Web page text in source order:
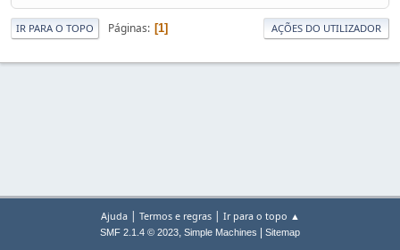
IR PARA O TOPO Páginas 1 AÇÕES DO UTILIZADOR
Ajuda| Termos e regras| Ir para o topo ▲
SMF 2.1.4 © 2023, Simple Machines Sitemap